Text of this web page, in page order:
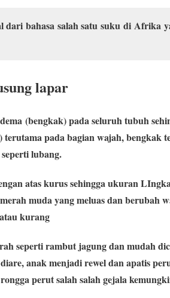
bahasa salah satu suku di Afrika
lapar
(bengkak) pada seluruh tubuh
terutama pada bagian wajah,
lubang.
atas kurus sehingga ukuran
muda yang meluas dan berubah
kurang
seperti rambut jagung dan mudah
anak menjadi rewel dan apatis
perut salah salah gejala